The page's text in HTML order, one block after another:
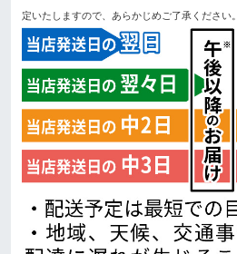
定いたしますので、あらかじめご了承ください。